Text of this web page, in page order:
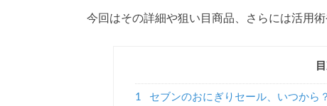
今回はその詳細や狙い目商品、さらには活用
1 セブンのおにぎりセール、いつから